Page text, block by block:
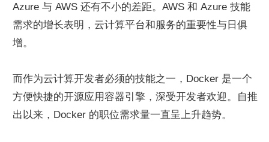
Azure 与 AWS 还有不小的差距。AWS 和 Azure 技能
需求的增长表明，云计算平台和服务的重要性与日俱
增。
而作为云计算开发者必须的技能之一，Docker 是一个
方便快捷的开源应用容器引擎，深受开发者欢迎。自推
出以来，Docker 的职位需求量一直呈上升趋势。